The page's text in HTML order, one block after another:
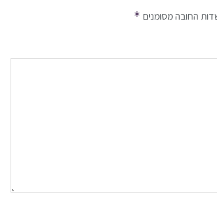
החובה מסומנים *